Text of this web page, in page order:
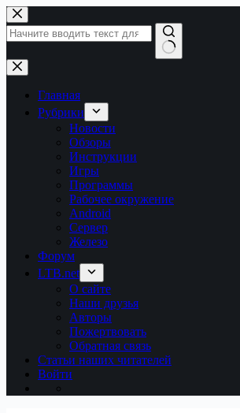
Перейти
к
сути
Ничего
не
найденоГлавная
Рубрики
Новости
Обзоры
Инструкции
Игры
Программы
Рабочее окружение
Android
Сервер
Железо
Форум
LTB.net
О сайте
Наши друзья
Авторы
Пожертвовать
Обратная связь
Статьи наших читателей
Войти